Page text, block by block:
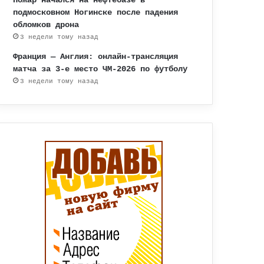
подмосковном Ногинске после падения
обломков дрона
3 недели тому назад
Франция — Англия: онлайн-трансляция
матча за 3-е место ЧМ-2026 по футболу
3 недели тому назад